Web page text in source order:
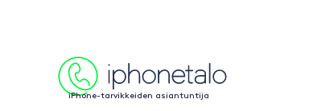
iPhone-tarvikkeiden asiantuntija